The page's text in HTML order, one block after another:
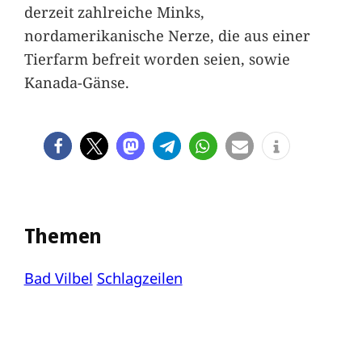
derzeit zahlreiche Minks,
nordamerikanische Nerze, die aus einer
Tierfarm befreit worden seien, sowie
Kanada-Gänse.
Themen
Bad Vilbel Schlagzeilen